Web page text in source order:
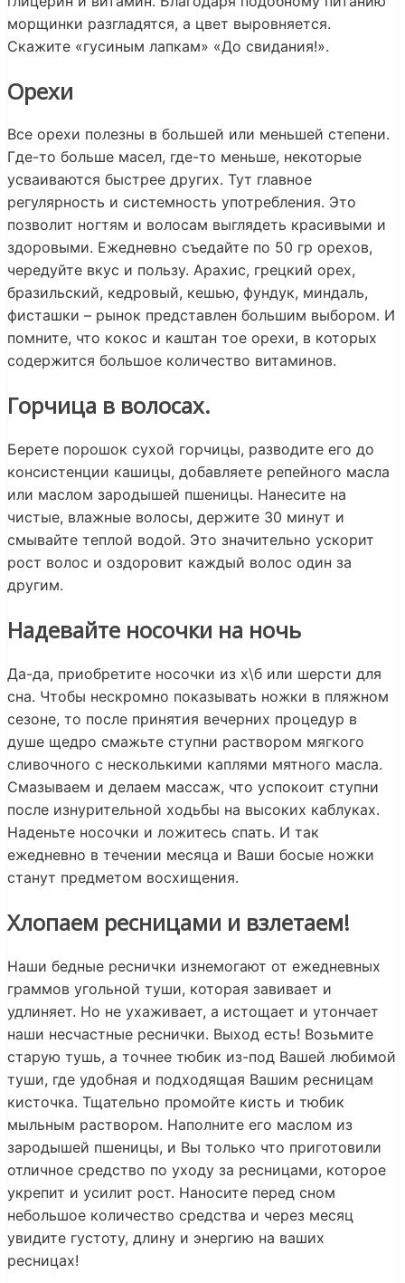
морщинки разгладятся, а цвет выровняется.
Скажите «гусиным лапкам» «До свидания!».
Орехи
Все орехи полезны в большей или меньшей степени.
Где-то больше масел, где-то меньше, некоторые
усваиваются быстрее других. Тут главное
регулярность и системность употребления. Это
позволит ногтям и волосам выглядеть красивыми и
здоровыми. Ежедневно съедайте по 50 гр орехов,
чередуйте вкус и пользу. Арахис, грецкий орех,
бразильский, кедровый, кешью, фундук, миндаль,
фисташки – рынок представлен большим выбором. И
помните, что кокос и каштан тое орехи, в которых
содержится большое количество витаминов.
Горчица в волосах.
Берете порошок сухой горчицы, разводите его до
консистенции кашицы, добавляете репейного масла
или маслом зародышей пшеницы. Нанесите на
чистые, влажные волосы, держите 30 минут и
смывайте теплой водой. Это значительно ускорит
рост волос и оздоровит каждый волос один за
другим.
Надевайте носочки на ночь
Да-да, приобретите носочки из х\б или шерсти для
сна. Чтобы нескромно показывать ножки в пляжном
сезоне, то после принятия вечерних процедур в
душе щедро смажьте ступни раствором мягкого
сливочного с несколькими каплями мятного масла.
Смазываем и делаем массаж, что успокоит ступни
после изнурительной ходьбы на высоких каблуках.
Наденьте носочки и ложитесь спать. И так
ежедневно в течении месяца и Ваши босые ножки
станут предметом восхищения.
Хлопаем ресницами и взлетаем!
Наши бедные реснички изнемогают от ежедневных
граммов угольной туши, которая завивает и
удлиняет. Но не ухаживает, а истощает и утончает
наши несчастные реснички. Выход есть! Возьмите
старую тушь, а точнее тюбик из-под Вашей любимой
туши, где удобная и подходящая Вашим ресницам
кисточка. Тщательно промойте кисть и тюбик
мыльным раствором. Наполните его маслом из
зародышей пшеницы, и Вы только что приготовили
отличное средство по уходу за ресницами, которое
укрепит и усилит рост. Наносите перед сном
небольшое количество средства и через месяц
увидите густоту, длину и энергию на ваших
ресницах!